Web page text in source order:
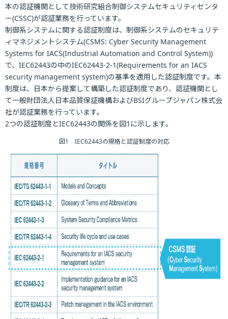
本の認証機関として技術研究組合制御システムセキュリティセンタ
ー(CSSC)が認証業務を行っています。
制御系システムに関する認証制度は、制御系システムのセキュリテ
ィマネジメントシステム(CSMS: Cyber Security Management
Systems for IACS(Industrial Automation and Control System))
で、IEC62443の中のIEC62443-2-1(Requirements for an IACS
security management system)の基準を適用した認証制度です。本
制度は、日本から提案して構築した認証制度であり、認証機関とし
て一般財団法人日本品質保証機構およびBSIグループジャパン株式会
社が認証業務を行っています。
2つの認証制度とIEC62443の関係を図1に示します。
図1 IEC62443の規格と認証制度の対応